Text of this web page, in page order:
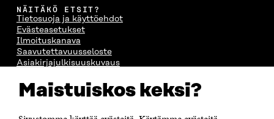
Maistuiskos keksi?
NÄITÄKÖ ETSIT?
Tietosuoja ja käyttöehdot
Evästeasetukset
Ilmoituskanava
Saavutettavuusseloste
Asiakirjajulkisuuskuvaus